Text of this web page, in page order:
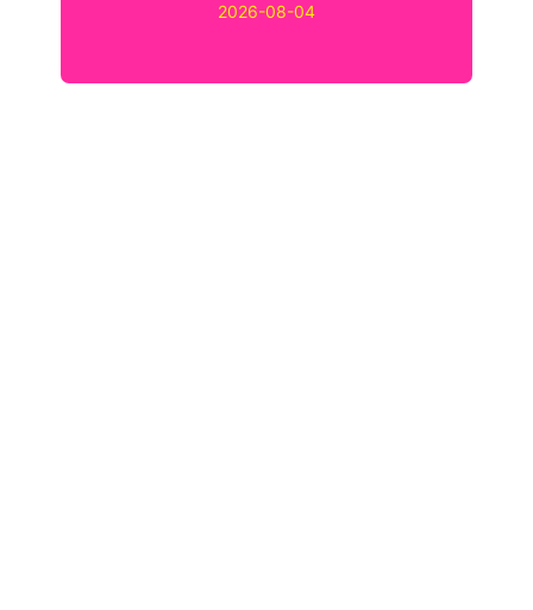
2026-08-04